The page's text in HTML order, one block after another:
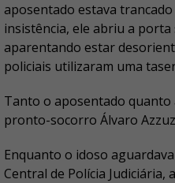
aposentado estava
insistência, ele abriu a
aparentando estar
policiais utilizaram uma
Tanto o aposentado quanto
pronto-socorro Álvaro
Enquanto o idoso
Central de Polícia Judiciária,